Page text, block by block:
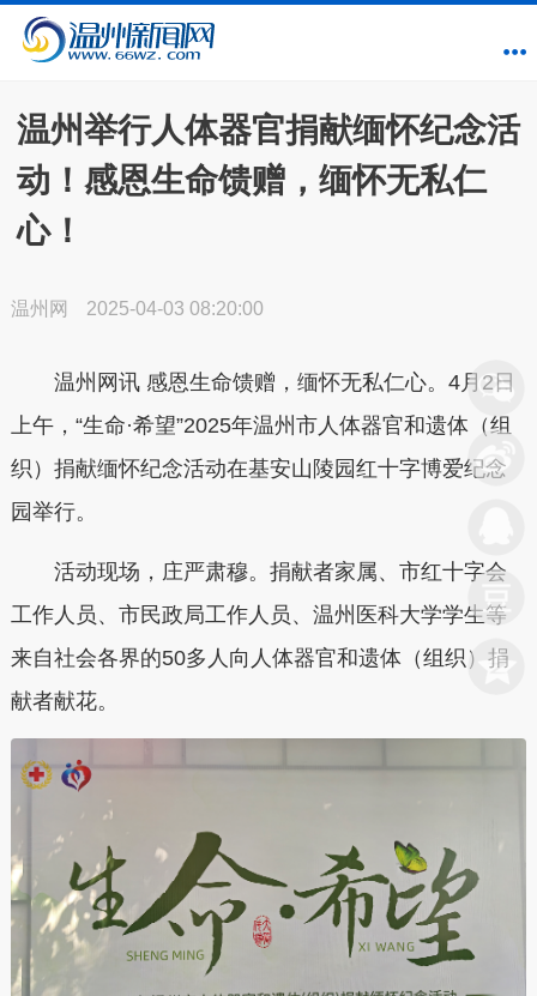
温州举行人体器官捐献缅怀纪念活
动！感恩生命馈赠，缅怀无私仁
心！
温州网 2025-04-03 08:20:00
温州网讯 感恩生命馈赠，缅怀无私仁心。4月2日
上午，“生命·希望”2025年温州市人体器官和遗体（组
织）捐献缅怀纪念活动在基安山陵园红十字博爱纪念
园举行。
活动现场，庄严肃穆。捐献者家属、市红十字会
工作人员、市民政局工作人员、温州医科大学学生等
来自社会各界的50多人向人体器官和遗体（组织）捐
献者献花。